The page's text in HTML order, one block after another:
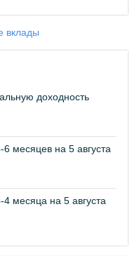
вклады
доходность
месяцев на 5 августа
месяца на 5 августа